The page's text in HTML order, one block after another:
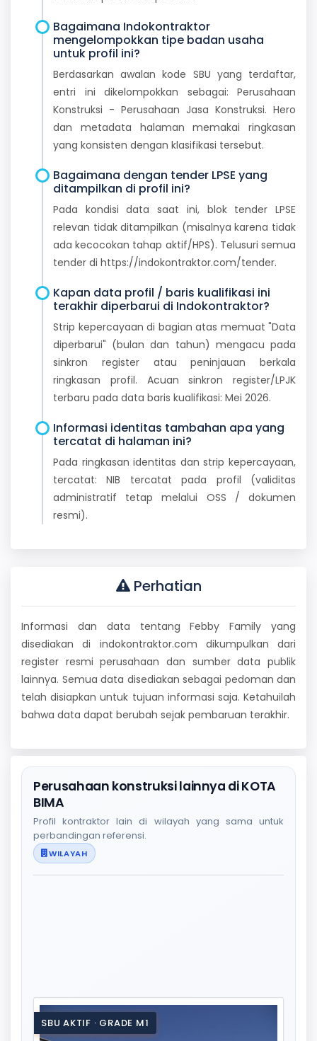
Bagaimana Indokontraktor
mengelompokkan tipe badan usaha
untuk profil ini?
Berdasarkan awalan kode SBU yang terdaftar,
entri ini dikelompokkan sebagai: Perusahaan
Konstruksi - Perusahaan Jasa Konstruksi. Hero
dan metadata halaman memakai ringkasan
yang konsisten dengan klasifikasi tersebut.
Bagaimana dengan tender LPSE yang
ditampilkan di profil ini?
Pada kondisi data saat ini, blok tender LPSE
relevan tidak ditampilkan (misalnya karena tidak
ada kecocokan tahap aktif/HPS). Telusuri semua
tender di https://indokontraktor.com/tender.
Kapan data profil / baris kualifikasi ini
terakhir diperbarui di Indokontraktor?
Strip kepercayaan di bagian atas memuat "Data
diperbarui" (bulan dan tahun) mengacu pada
sinkron register atau peninjauan berkala
ringkasan profil. Acuan sinkron register/LPJK
terbaru pada data baris kualifikasi: Mei 2026.
Informasi identitas tambahan apa yang
tercatat di halaman ini?
Pada ringkasan identitas dan strip kepercayaan,
tercatat: NIB tercatat pada profil (validitas
administratif tetap melalui OSS / dokumen
resmi).
Perhatian
Informasi dan data tentang Febby Family yang
disediakan di indokontraktor.com dikumpulkan dari
register resmi perusahaan dan sumber data publik
lainnya. Semua data disediakan sebagai pedoman dan
telah disiapkan untuk tujuan informasi saja. Ketahuilah
bahwa data dapat berubah sejak pembaruan terakhir.
Perusahaan konstruksi lainnya di KOTA
BIMA
Profil kontraktor lain di wilayah yang sama untuk
perbandingan referensi.
WILAYAH
SBU AKTIF · GRADE M1